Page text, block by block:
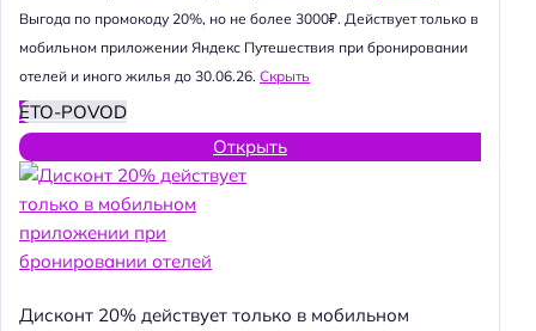
Выгода по промокоду 20%, но не более 3000₽. Действует только в
мобильном приложении Яндекс Путешествия при бронировании
отелей и иного жилья до 30.06.26. Скрыть
ETO-POVOD
Открыть
Дисконт 20% действует только в мобильном